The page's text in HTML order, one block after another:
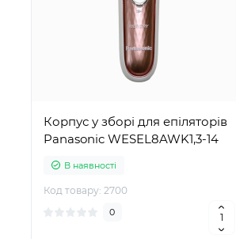
Корпус у зборі для епіляторів
Panasonic WESEL8AWK1,3-14
В наявності
Код товару: 2700
0